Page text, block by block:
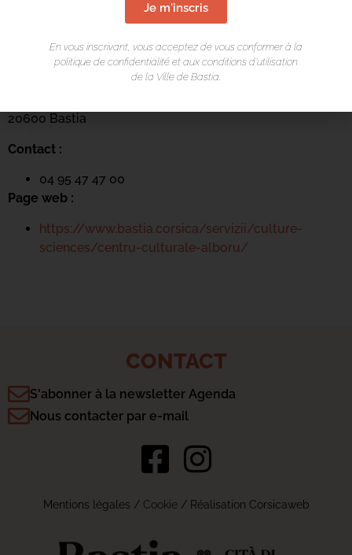
Centru culturale Alb’Oru
20600 Bastia
Contact :
04 95 47 47 00
Page web :
https://www.bastia.corsica/servizii/culture-
sciences/centru-culturale-alboru/
CONTACT
S'abonner à la newsletter Agenda
Nous contacter par e-mail
Mentions légales / Cookie/ Réalisation Corsicaweb
Je m'inscris
En vous inscrivant, vous acceptez de vous conformer à la
politique de confidentialité et aux conditions d’utilisation
de la Ville de Bastia.